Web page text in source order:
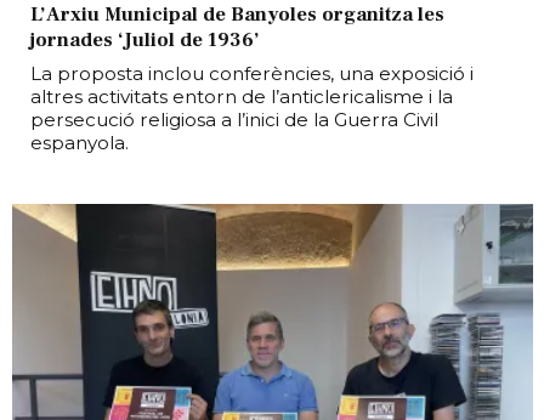
L’Arxiu Municipal de Banyoles organitza les
jornades ‘Juliol de 1936’
La proposta inclou conferències, una exposició i
altres activitats entorn de l’anticlericalisme i la
persecució religiosa a l’inici de la Guerra Civil
espanyola.